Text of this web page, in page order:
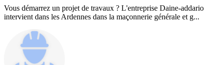
Vous démarrez un projet de travaux ? L'entreprise Daine-addario
intervient dans les Ardennes dans la maçonnerie générale et g...